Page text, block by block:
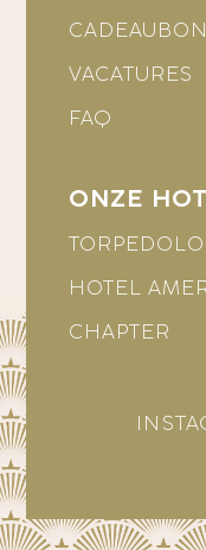
CADEAUBON
VACATURES
FAQ
ONZE
HOTEL
CHAPTER